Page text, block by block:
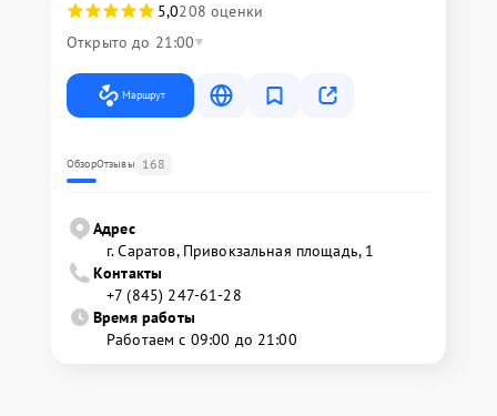
5,0208 оценки
Открыто до 21:00
Маршрут
ОбзорОтзывы 168
Адрес
г. Саратов, Привокзальная площадь, 1
Контакты
+7 (845) 247-61-28
Время работы
Работаем с 09:00 до 21:00